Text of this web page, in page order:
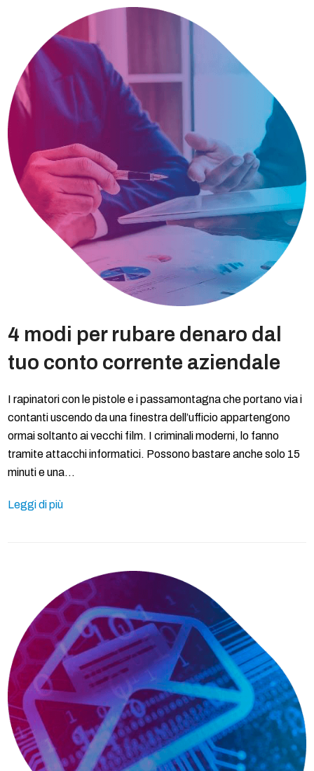
4 modi per rubare denaro dal
tuo conto corrente aziendale
I rapinatori con le pistole e i passamontagna che portano via i
contanti uscendo da una finestra dell’ufficio appartengono
ormai soltanto ai vecchi film. I criminali moderni, lo fanno
tramite attacchi informatici. Possono bastare anche solo 15
minuti e una…
Leggi di più